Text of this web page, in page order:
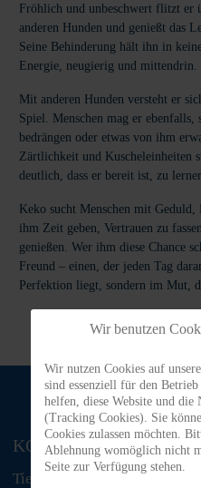
Fröhlich und unbeschwert flitzt er
anderen Hunden und genießt das
Seine Behinderung hält ihn in
Energie, neugierig und mittendrin.
Mit anderen Hunden versteht er
Spiel. Menschen mag er ebenfalls,
bedrängen oder etwas von ihm
Zärtlichkeit und Kuscheleinheiten
deutlich, dass er bereit ist, zu
Keko sucht Menschen mit
ihm Zeit geben, Vertrauen zu
genießen. Wer ihm diese Chance
Freund – einen, der jeden Tag
Perfektion liegt, sondern im Mut,
KONTAKT
Tiere in Not Odenwald e.V.
Wir benutzen
Wir nutzen Cookies auf
sind essenziell für den
helfen, diese Website und die
(Tracking Cookies). Sie
Cookies zulassen möchten.
Ablehnung womöglich nicht
Seite zur Verfügung stehen.